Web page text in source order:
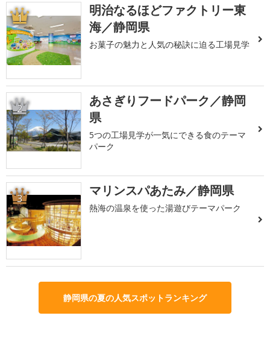
1
明治なるほどファクトリー東
海／静岡県
お菓子の魅力と人気の秘訣に迫る工場見学
2
あさぎりフードパーク／静岡
県
5つの工場見学が一気にできる食のテーマ
パーク
3 マリンスパあたみ／静岡県
熱海の温泉を使った湯遊びテーマパーク
静岡県の夏の人気スポットランキング